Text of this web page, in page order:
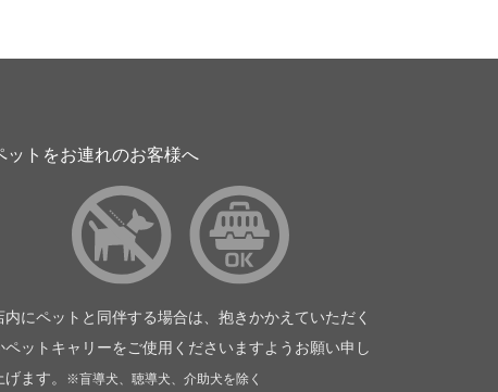
ットをお連れのお客様へ
内にペットと同伴する場合は、抱きかかえていただく
ペットキャリーをご使用くださいますようお願い申し
げます。
※盲導犬、聴導犬、介助犬を除く